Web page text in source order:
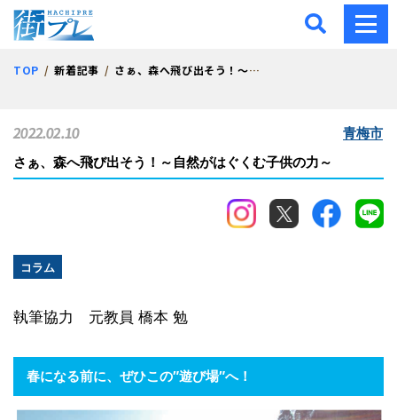
街プレ -東京・西多摩の
TOP 新着記事 さぁ、森へ飛び出そう！～自然がはぐくむ子供の力～
さぁ、森へ飛び出そう！～自然がはぐくむ子供の力～
コラム
2022.02.10 青梅市
執筆協力 元教員 橋本 勉
春になる前に、ぜひこの″遊び場″へ！